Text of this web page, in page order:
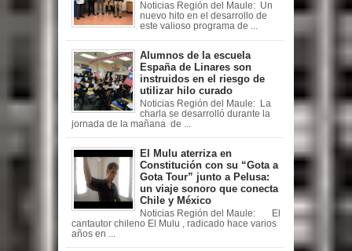
Noticias Región del Maule: Un
nuevo hito en el desarrollo de
este valioso programa de ...
Alumnos de la escuela
España de Linares son
instruidos en el riesgo de
utilizar hilo curado
Noticias Región del Maule: La
charla se desarrolló durante la
jornada de la mañana de ...
El Mulu aterriza en
Constitución con su “Gota a
Gota Tour” junto a Pelusa:
un viaje sonoro que conecta
Chile y México
Noticias Región del Maule: El
cantautor chileno El Mulu , radicado hace varios
años en ...